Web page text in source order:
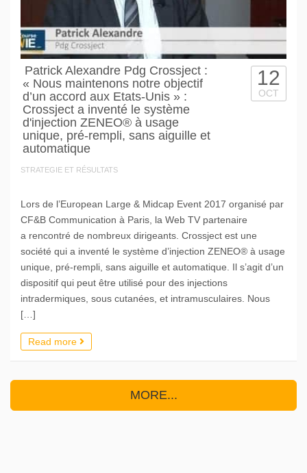
Patrick Alexandre Pdg Crossject :
« Nous maintenons notre objectif
d’un accord aux Etats-Unis » :
Crossject a inventé le système
d'injection ZENEO® à usage
unique, pré-rempli, sans aiguille et
automatique
STRATEGIE ET RÉSULTATS
12
OCT
Lors de l’European Large & Midcap Event 2017 organisé par
CF&B Communication à Paris, la Web TV partenaire
a rencontré de nombreux dirigeants. Crossject est une
société qui a inventé le système d’injection ZENEO® à usage
unique, pré-rempli, sans aiguille et automatique. Il s’agit d’un
dispositif qui peut être utilisé pour des injections
intradermiques, sous cutanées, et intramusculaires. Nous
[…]
Read more
MORE...